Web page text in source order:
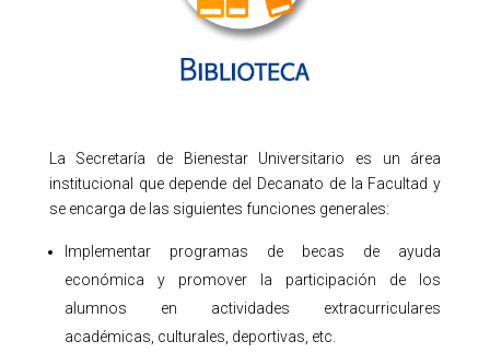
La Secretaría de Bienestar Universitario es un área
institucional que depende del Decanato de la Facultad y
se encarga de las siguientes funciones generales:
Implementar programas de becas de ayuda
económica y promover la participación de los
alumnos en actividades extracurriculares
académicas, culturales, deportivas, etc.